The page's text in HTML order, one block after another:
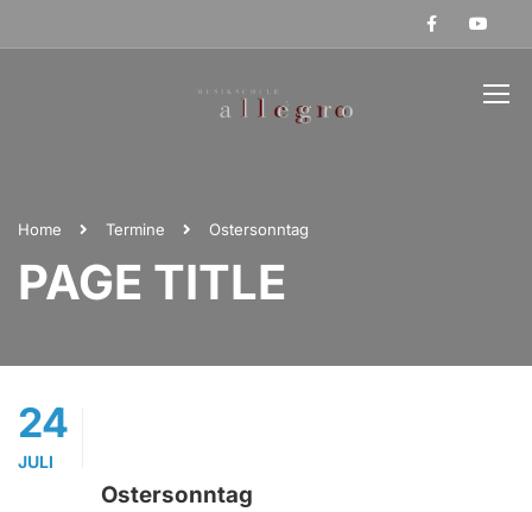
Home Termine Ostersonntag
PAGE TITLE
24
JULI
Ostersonntag